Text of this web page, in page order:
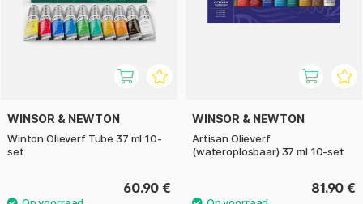
worden meestal op een doek of canvas gemaakt. We bieden
meerdere varianten en afmetingen aan van verschillende
merken, allemaal van 100 procent linnen en katoen.
Als het om penselen gaat moet je een synthetisch penseel
van deze kwasten geschikt is voor de dikkere verf. Een
schildersoppervlak ook vergemakkelijken, en om alles
compleet te maken kun je een schilderspalet aanschaffen
verf waar je mee schildert ergens te bewaren. Kort gezegd,
WINSOR & NEWTON
Winton Olieverf Tube 37 ml 10-
set
60.90 €
WINSOR & NEWTON
Artisan Olieverf
(wateroplosbaar) 37 ml 10-set
81.90 €